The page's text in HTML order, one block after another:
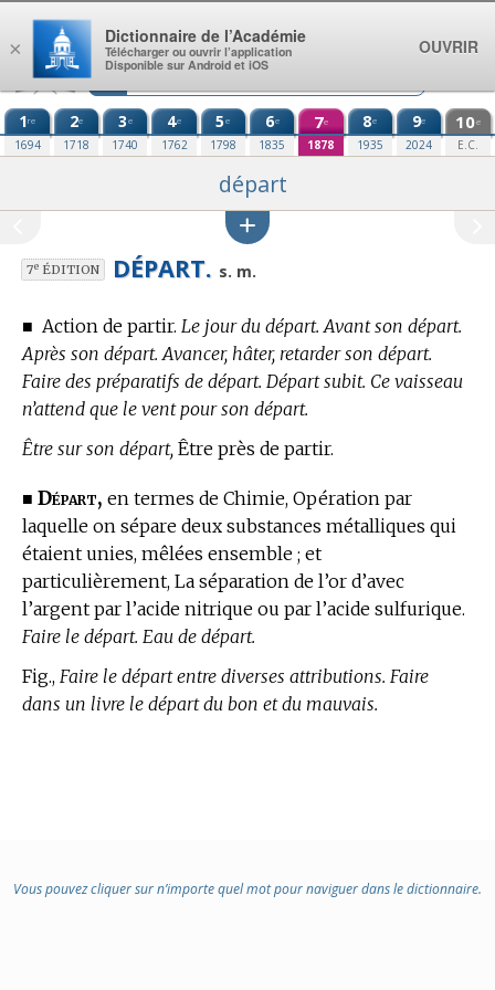
Aller au contenu
1re
1694
2e
1718
3e
1740
4e
1762
5e
1798
6e
1835
7e
1878
8e
1935
9e
2024
10e
E.C.
départ
7eÉDITION DÉPART. s. m.
■ Action de partir. Le jour du départ. Avant son départ.
Après son départ. Avancer, hâter, retarder son départ.
Faire des préparatifs de départ. Départ subit. Ce vaisseau
n’attend que le vent pour son départ.
Être sur son départ, Être près de partir.
■ Départ, en termes de Chimie, Opération par
laquelle on sépare deux substances métalliques qui
étaient unies, mêlées ensemble ; et
particulièrement, La séparation de l’or d’avec
l’argent par l’acide nitrique ou par l’acide sulfurique.
Faire le départ. Eau de départ.
Fig., Faire le départ entre diverses attributions. Faire
dans un livre le départ du bon et du mauvais.
Vous pouvez cliquer sur n’importe quel mot pour naviguer dans le dictionnaire.
×
Dictionnaire de l’Académie
Télécharger ou ouvrir l’application
Disponible sur Android et iOS
OUVRIR